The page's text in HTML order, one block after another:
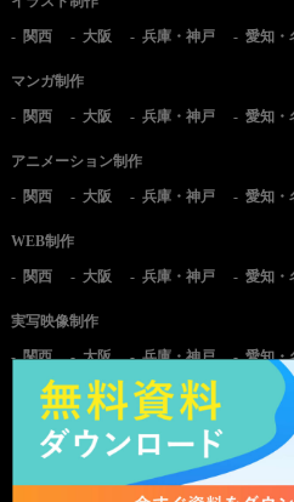
関西 大阪 兵庫・神戸 愛知・
マンガ制作
関西 大阪 兵庫・神戸 愛知・
アニメーション制作
関西 大阪 兵庫・神戸 愛知・
WEB制作
関西 大阪 兵庫・神戸 愛知・
実写映像制作
関西 大阪 兵庫・神戸 愛知・
©AQUASTAR Inc, All